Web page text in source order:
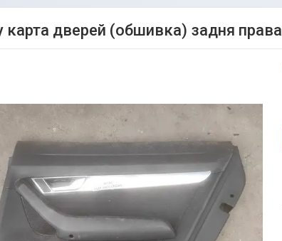
карта дверей (обшивка) задня